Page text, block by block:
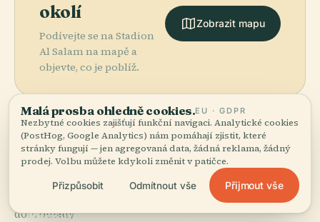
okolí
Podívejte se na Stadion
Al Salam na mapě a
objevte, co je poblíž.
Zobrazit mapu
More inKáhira.
194 míst k objevení — pár, která stojí za to spojit
dohromady.
PLACE
Muzeum V
PLACE
Malá prosba ohledně cookies.EU · GDPR
Nezbytné cookies zajišťují funkční navigaci. Analytické cookies
(PostHog, Google Analytics) nám pomáhají zjistit, které
stránky fungují — jen agregovaná data, žádná reklama, žádný
prodej. Volbu můžete kdykoli změnit v patičce.
Přizpůsobit Odmítnout vše Přijmout vše